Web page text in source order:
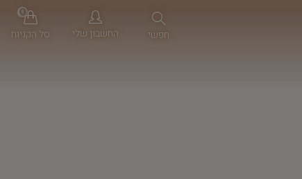
חפשי החשבון שלי סל הקניות
0